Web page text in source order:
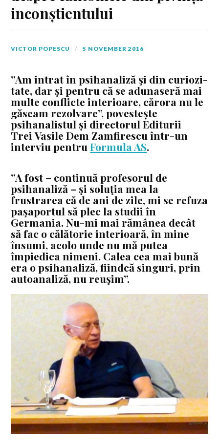
inconștientului
VICTOR POPESCU 5 NOVEMBER 2016
”Am intrat în psiha­na­liză şi din curio­zi­
tate, dar şi pentru că se adunaseră mai
multe conflicte interioare, cărora nu le
găseam rezolvare”, povestește
psihanalistul și directorul Editurii
Trei Vasile Dem Zamfirescu într-un
interviu pentruFormula AS.
”A fost – continuă profesorul de
psihanaliză – şi soluţia mea la
frustrarea că de ani de zile, mi se refuza
paşaportul să plec la studii în
Germania. Nu-mi mai rămânea decât
să fac o călătorie interioară, în mine
însumi, acolo unde nu mă putea
împiedica nimeni. Calea cea mai bună
era o psihanaliză, fiindcă singuri, prin
autoanaliză, nu reuşim”.